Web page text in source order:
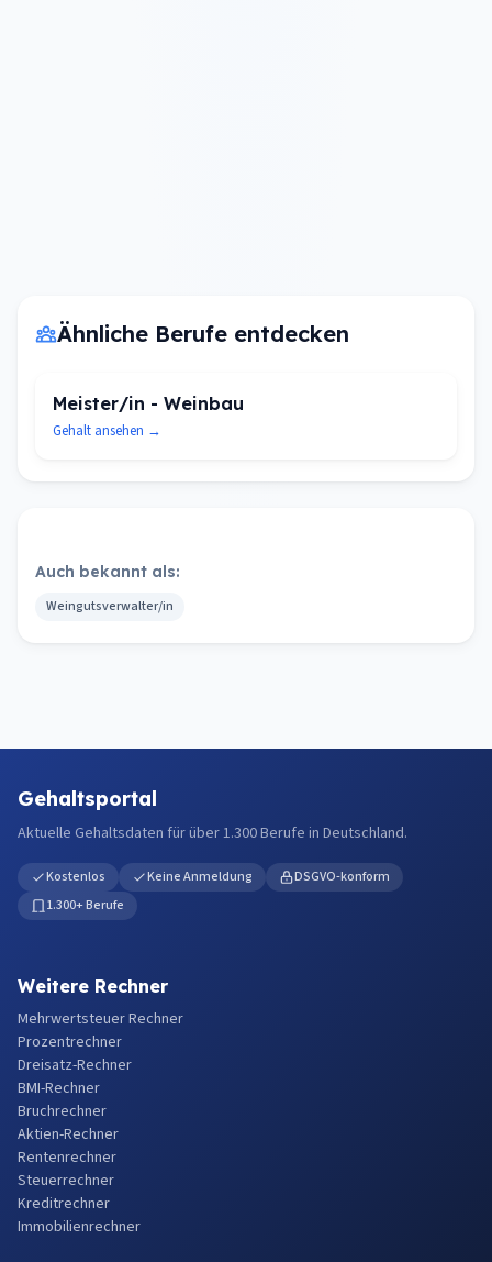
Ähnliche Berufe entdecken
Meister/in - Weinbau
Gehalt ansehen →
Auch bekannt als:
Weingutsverwalter/in
Gehaltsportal
Aktuelle Gehaltsdaten für über 1.300 Berufe in Deutschland.
Kostenlos Keine Anmeldung
DSGVO-konform
1.300+ Berufe
Weitere Rechner
Mehrwertsteuer Rechner
Prozentrechner
Dreisatz-Rechner
BMI-Rechner
Bruchrechner
Aktien-Rechner
Rentenrechner
Steuerrechner
Kreditrechner
Immobilienrechner